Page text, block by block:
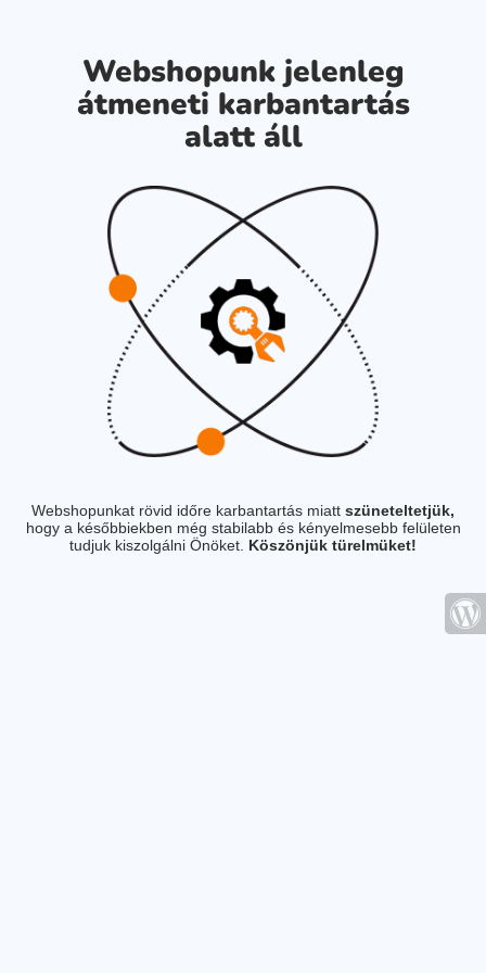
Webshopunk jelenleg
átmeneti karbantartás
alatt áll
Webshopunkat rövid időre karbantartás miatt szüneteltetjük,
hogy a későbbiekben még stabilabb és kényelmesebb felületen
tudjuk kiszolgálni Önöket. Köszönjük türelmüket!